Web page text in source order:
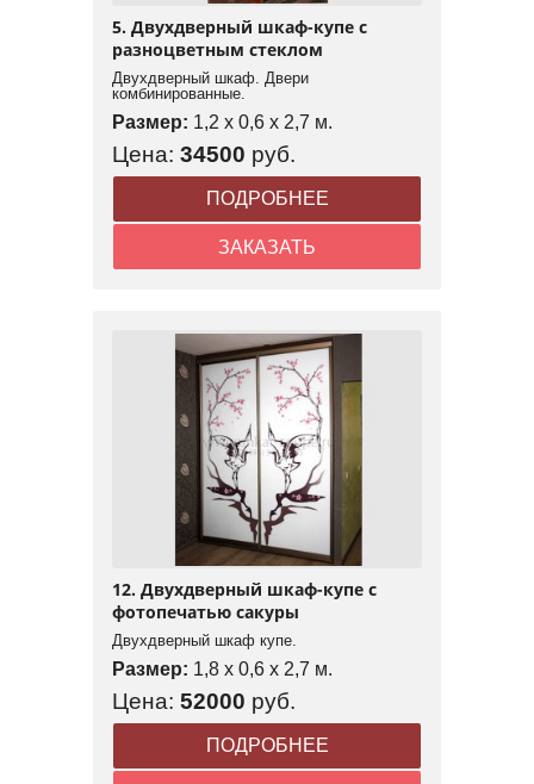
5. Двухдверный шкаф-купе с
разноцветным стеклом
Двухдверный шкаф. Двери
комбинированные.
Размер: 1,2 x 0,6 x 2,7 м.
Цена: 34500 руб.
ПОДРОБНЕЕ
ЗАКАЗАТЬ
12. Двухдверный шкаф-купе с
фотопечатью сакуры
Двухдверный шкаф купе.
Размер: 1,8 x 0,6 x 2,7 м.
Цена: 52000 руб.
ПОДРОБНЕЕ